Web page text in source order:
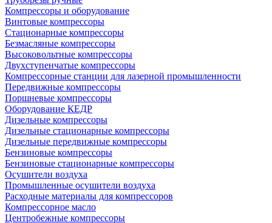
Компрессоры и оборудование
Винтовые компрессоры
Стационарные компрессоры
Безмасляные компрессоры
Высоковольтные компрессоры
Двухступенчатые компрессоры
Компрессорные станции для лазерной промышленности
Передвижные компрессоры
Поршневые компрессоры
Оборудование КЕДР
Дизельные компрессоры
Дизельные стационарные компрессоры
Дизельные передвижные компрессоры
Бензиновые компрессоры
Бензиновые стационарные компрессоры
Осушители воздуха
Промышленные осушители воздуха
Расходные материалы для компрессоров
Компрессорное масло
Центробежные компрессоры